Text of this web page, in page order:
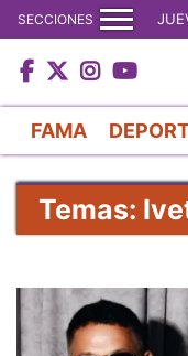
SECCIONES
FAMA
Temas: